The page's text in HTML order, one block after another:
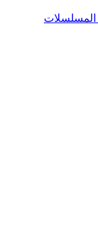
المسلسلات